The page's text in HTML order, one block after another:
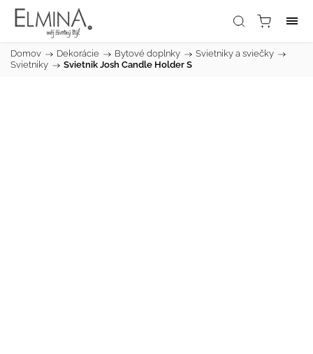
Domov / Dekorácie / Bytové doplnky / Svietniky a sviečky /
Svietniky / Svietnik Josh Candle Holder S